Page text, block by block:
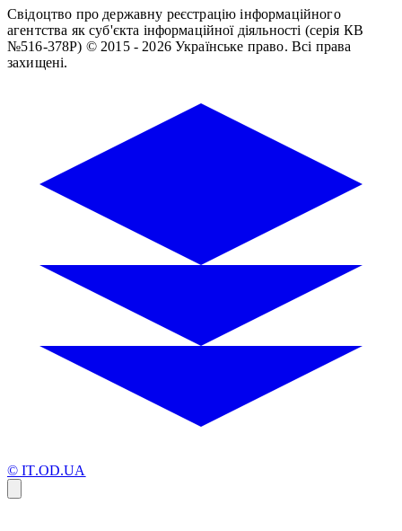
Свідоцтво про державну реєстрацію інформаційного
агентства як суб'єкта інформаційної діяльності (серія КВ
№516-378Р) © 2015 - 2026 Українське право. Всі права
захищені.
© IT.OD.UA